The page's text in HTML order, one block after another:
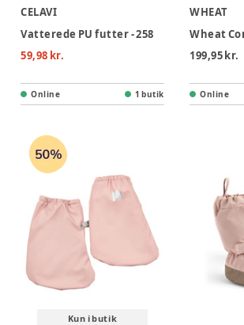
CELAVI
Vatterede PU futter - 258
59,98 kr.
Online 1 butik
WHEAT
199,95 kr.
Online
Kun i butik